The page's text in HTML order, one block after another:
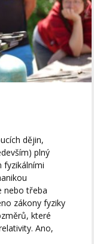
dějin,
plný
fyzikálními
nebo třeba
zákony fyziky
které
Ano,